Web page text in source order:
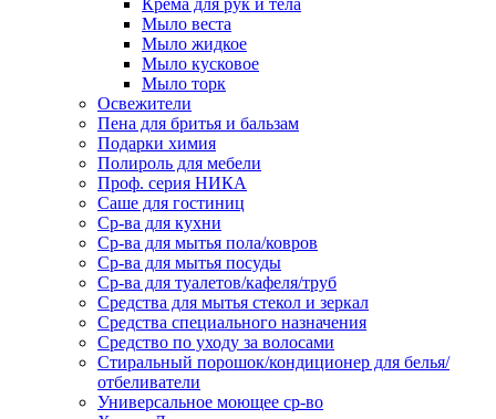
Крема для рук и тела
Мыло веста
Мыло жидкое
Мыло кусковое
Мыло торк
Освежители
Пена для бритья и бальзам
Подарки химия
Полироль для мебели
Проф. серия НИКА
Саше для гостиниц
Ср-ва для кухни
Ср-ва для мытья пола/ковров
Ср-ва для мытья посуды
Ср-ва для туалетов/кафеля/труб
Средства для мытья стекол и зеркал
Средства специального назначения
Средство по уходу за волосами
Стиральный порошок/кондиционер для белья/
отбеливатели
Универсальное моющее ср-во